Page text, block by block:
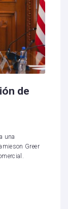
de
una
Greer